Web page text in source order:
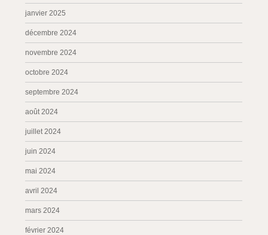
janvier 2025
décembre 2024
novembre 2024
octobre 2024
septembre 2024
août 2024
juillet 2024
juin 2024
mai 2024
avril 2024
mars 2024
février 2024